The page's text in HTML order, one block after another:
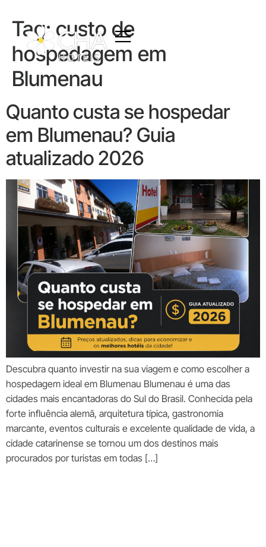
Tag:custo de
hospedagem em
Blumenau
Quanto custa se hospedar
em Blumenau? Guia
atualizado 2026
Descubra quanto investir na sua viagem e como escolher a
hospedagem ideal em Blumenau Blumenau é uma das
cidades mais encantadoras do Sul do Brasil. Conhecida pela
forte influência alemã, arquitetura típica, gastronomia
marcante, eventos culturais e excelente qualidade de vida, a
cidade catarinense se tornou um dos destinos mais
procurados por turistas em todas […]